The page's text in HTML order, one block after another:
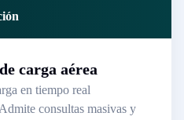
carga aérea
en tiempo real
consultas masivas y